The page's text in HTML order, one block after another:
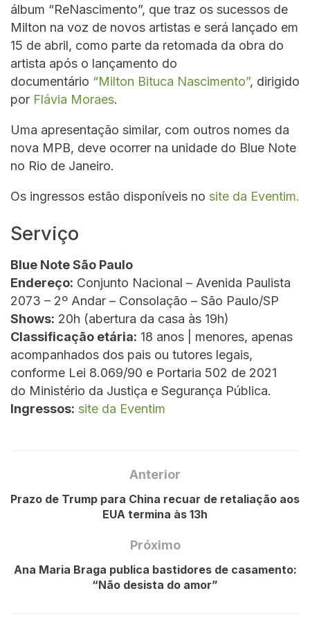
álbum “ReNascimento”, que traz os sucessos de
Milton na voz de novos artistas e será lançado em
15 de abril, como parte da retomada da obra do
artista após o lançamento do
documentário “Milton Bituca Nascimento”, dirigido
por Flávia Moraes.
Uma apresentação similar, com outros nomes da
nova MPB, deve ocorrer na unidade do Blue Note
no Rio de Janeiro.
Os ingressos estão disponíveis no site da Eventim.
Serviço
Blue Note São Paulo
Endereço: Conjunto Nacional – Avenida Paulista
2073 – 2º Andar – Consolação – São Paulo/SP
Shows: 20h (abertura da casa às 19h)
Classificação etária: 18 anos | menores, apenas
acompanhados dos pais ou tutores legais,
conforme Lei 8.069/90 e Portaria 502 de 2021
do Ministério da Justiça e Segurança Pública.
Ingressos: site da Eventim
Anterior
Prazo de Trump para China recuar de retaliação aos
EUA termina às 13h
Próximo
Ana Maria Braga publica bastidores de casamento:
“Não desista do amor”